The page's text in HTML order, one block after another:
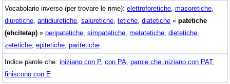
Vocabolario inverso (per trovare le rime): elettroforetiche masoretiche
diuretiche antidiuretiche saluretiche tetiche diatetiche « patetiche
(ehcitetap) » peripatetiche simpatetiche metatetiche dietetiche
zetetiche epitetiche paritetiche
Indice parole che: iniziano con P, con PA parole che iniziano con PAT,
finiscono con E